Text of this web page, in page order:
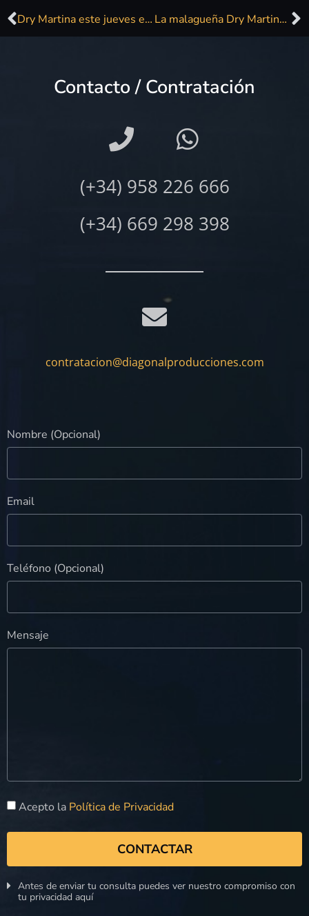
Dry Martina este jueves en las «Noches Icónicas del Meliá Sevilla» La malagueña Dry Martina actúa en las ‘Noches Icónicas del Meliá Sevilla’ este jueves
Contacto / Contratación
(+34) 958 226 666
(+34) 669 298 398
contratacion@diagonalproducciones.com
Nombre (Opcional)
Email
Teléfono (Opcional)
Mensaje
Acepto la Política de Privacidad
CONTACTAR
Antes de enviar tu consulta puedes ver nuestro compromiso con
tu privacidad aquí